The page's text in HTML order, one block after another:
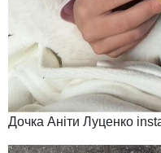
Дочка Аніти Луценко